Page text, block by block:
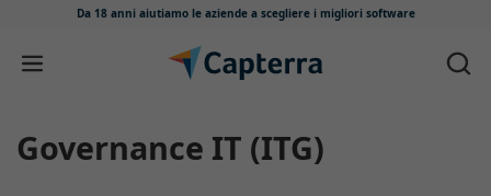
Da 18 anni aiutiamo le aziende a scegliere i migliori software
Salta e vai al contenuto
Governance IT (ITG)